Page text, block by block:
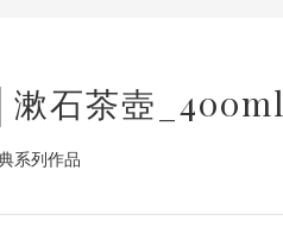
石茶壺_400ml
系列作品